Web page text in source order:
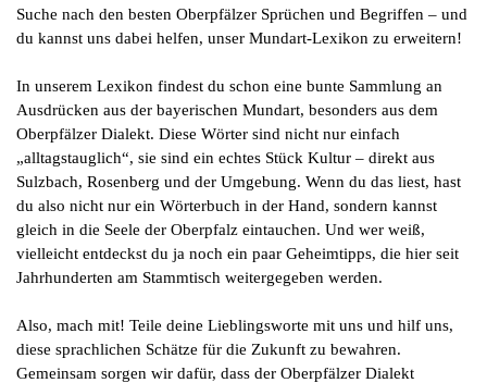
Suche nach den besten Oberpfälzer Sprüchen und Begriffen – und
du kannst uns dabei helfen, unser Mundart-Lexikon zu erweitern!
In unserem Lexikon findest du schon eine bunte Sammlung an
Ausdrücken aus der bayerischen Mundart, besonders aus dem
Oberpfälzer Dialekt. Diese Wörter sind nicht nur einfach
„alltagstauglich“, sie sind ein echtes Stück Kultur – direkt aus
Sulzbach, Rosenberg und der Umgebung. Wenn du das liest, hast
du also nicht nur ein Wörterbuch in der Hand, sondern kannst
gleich in die Seele der Oberpfalz eintauchen. Und wer weiß,
vielleicht entdeckst du ja noch ein paar Geheimtipps, die hier seit
Jahrhunderten am Stammtisch weitergegeben werden.
Also, mach mit! Teile deine Lieblingsworte mit uns und hilf uns,
diese sprachlichen Schätze für die Zukunft zu bewahren.
Gemeinsam sorgen wir dafür, dass der Oberpfälzer Dialekt